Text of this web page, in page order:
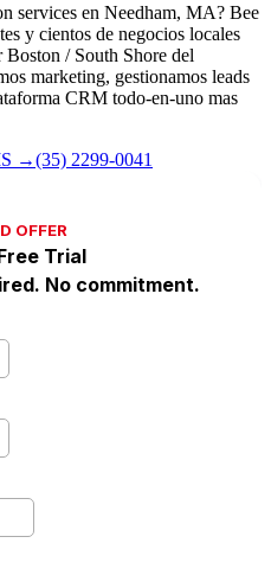
services en Needham, MA? Bee
y cientos de negocios locales
Boston / South Shore del
marketing, gestionamos leads
CRM todo-en-uno mas
→(35) 2299-0041